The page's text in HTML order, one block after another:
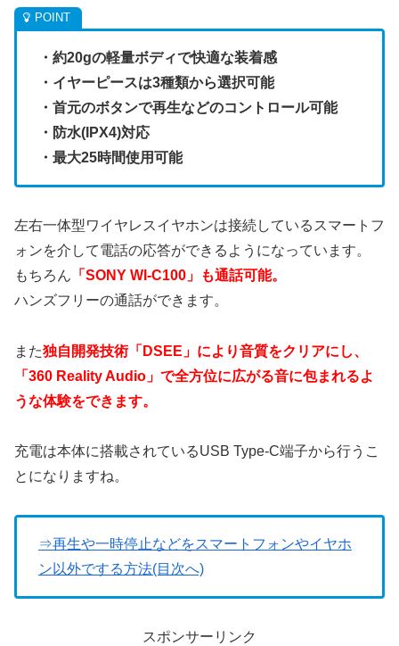
・約20gの軽量ボディで快適な装着感
・イヤーピースは3種類から選択可能
・首元のボタンで再生などのコントロール可能
・防水(IPX4)対応
・最大25時間使用可能
左右一体型ワイヤレスイヤホンは接続しているスマートフ
ォンを介して電話の応答ができるようになっています。
もちろん 「SONY WI-C100」も通話可能。
ハンズフリーの通話ができます。
また独自開発技術「DSEE」により音質をクリアにし、
「360 Reality Audio」で全方位に広がる音に包まれるよ
うな体験をできます。
充電は本体に搭載されているUSB Type-C端子から行うこ
とになりますね。
⇒再生や一時停止などをスマートフォンやイヤホ
ン以外でする方法(目次へ)
スポンサーリンク